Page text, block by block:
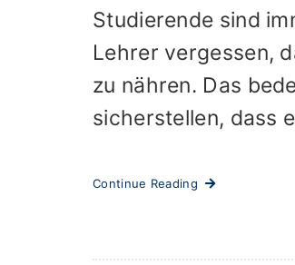
Studierende sind
Lehrer vergessen,
zu nähren. Das
sicherstellen, dass
Continue Reading